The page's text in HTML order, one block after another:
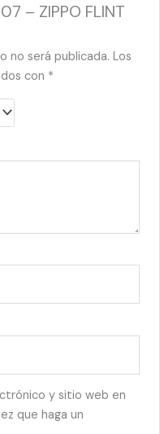
– ZIPPO FLINT
no será publicada. Los
con *
y sitio web en
que haga un